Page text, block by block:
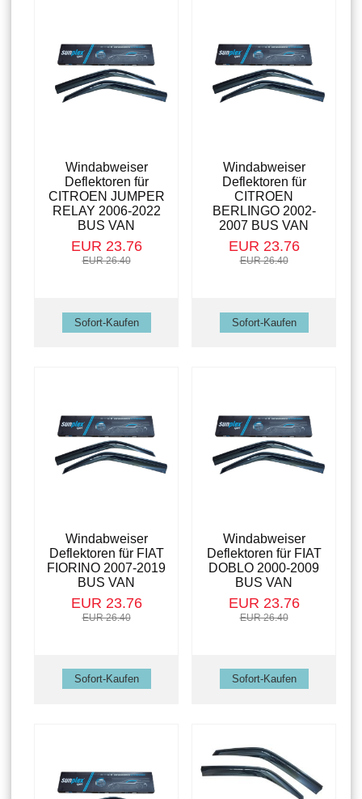
Windabweiser
Deflektoren für
CITROEN JUMPER
RELAY 2006-2022
BUS VAN
EUR 23.76
EUR 26.40
Windabweiser
Deflektoren für
CITROEN
BERLINGO 2002-
2007 BUS VAN
EUR 23.76
EUR 26.40
Windabweiser
Deflektoren für FIAT
FIORINO 2007-2019
BUS VAN
EUR 23.76
EUR 26.40
Windabweiser
Deflektoren für FIAT
DOBLO 2000-2009
BUS VAN
EUR 23.76
EUR 26.40